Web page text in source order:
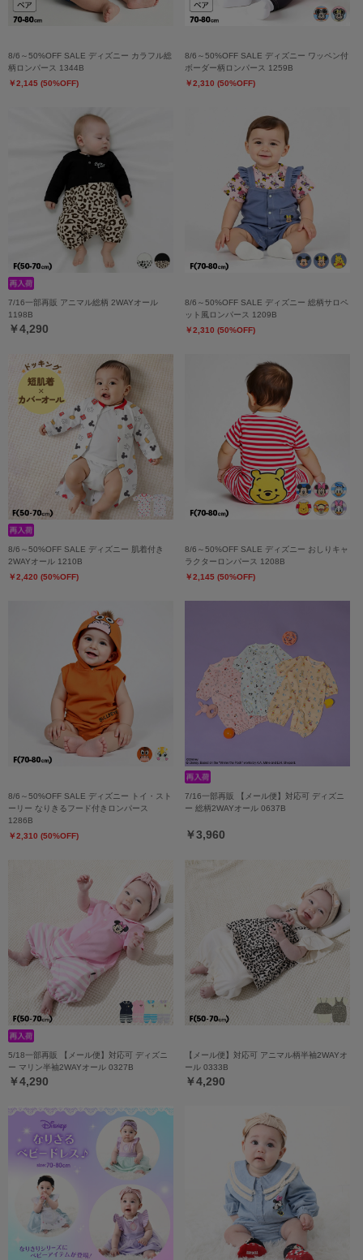
8/6～50%OFF SALE ディズニー カラフル総
柄ロンパース 1344B
￥2,145 (50%OFF)
8/6～50%OFF SALE ディズニー ワッペン付
ボーダー柄ロンパース 1259B
￥2,310 (50%OFF)
7/16一部再販 アニマル総柄 2WAYオール
1198B
￥4,290
8/6～50%OFF SALE ディズニー 総柄サロペ
ット風ロンパース 1209B
￥2,310 (50%OFF)
8/6～50%OFF SALE ディズニー 肌着付き
2WAYオール 1210B
￥2,420 (50%OFF)
8/6～50%OFF SALE ディズニー おしりキャ
ラクターロンパース 1208B
￥2,145 (50%OFF)
8/6～50%OFF SALE ディズニー トイ・スト
ーリー なりきるフード付きロンパース
1286B
￥2,310 (50%OFF)
7/16一部再販 【メール便】対応可 ディズニ
ー 総柄2WAYオール 0637B
￥3,960
5/18一部再販 【メール便】対応可 ディズニ
ー マリン半袖2WAYオール 0327B
￥4,290
【メール便】対応可 アニマル柄半袖2WAYオ
ール 0333B
￥4,290